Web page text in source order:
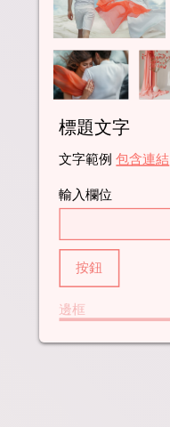
標題文字
文字範例 包含連結
輸入欄位
按鈕
邊框